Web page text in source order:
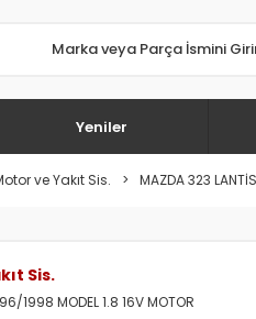
Yeniler
ve Yakıt Sis. MAZDA 323
Sis.